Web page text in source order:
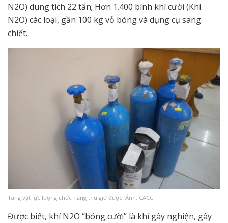
N2O) dung tích 22 tấn; Hơn 1.400 bình khí cười (Khí
N2O) các loại, gần 100 kg vỏ bóng và dụng cụ sang
chiết.
Tang vật lực lượng chức năng thu giữ được. Ảnh: CACC.
Được biết, khí N2O “bóng cười” là khí gây nghiện, gây